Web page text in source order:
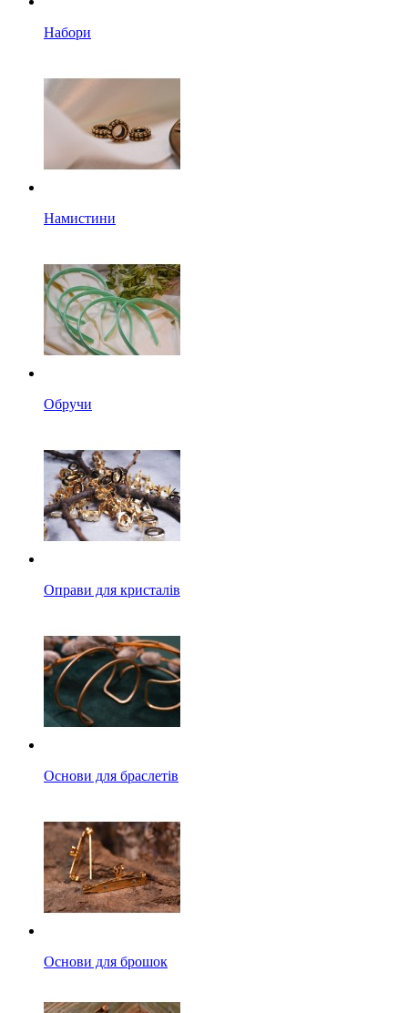
Набори
Намистини
Обручи
Оправи для кристалів
Основи для браслетів
Основи для брошок